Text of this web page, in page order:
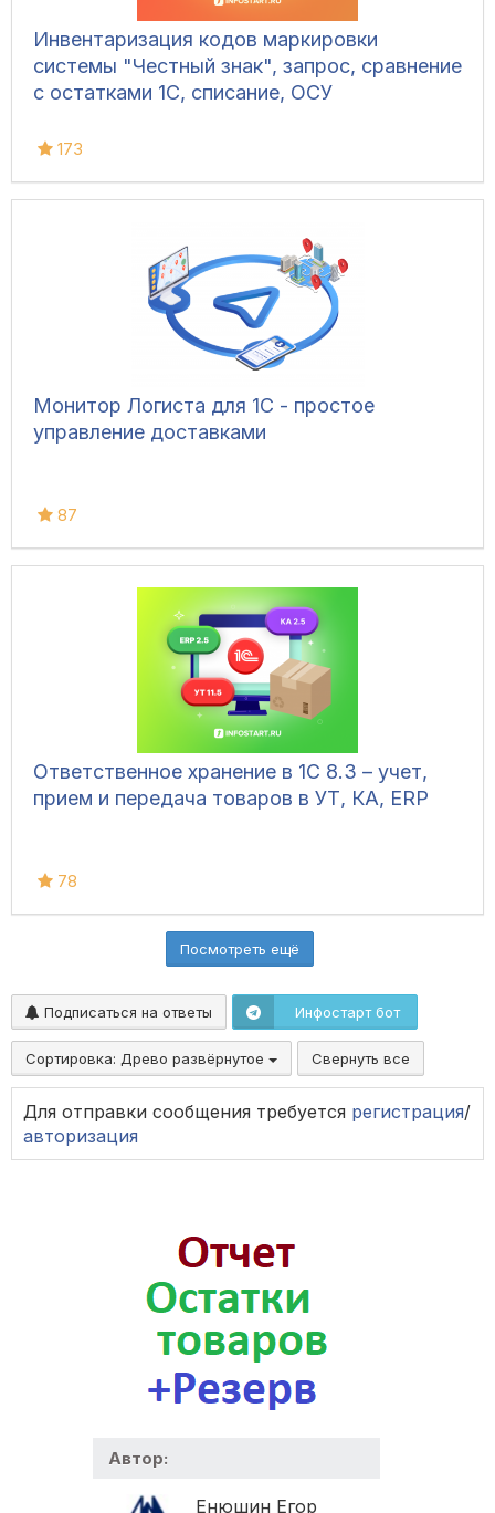
Инвентаризация кодов маркировки
системы "Честный знак", запрос, сравнение
с остатками 1С, списание, ОСУ
173
Монитор Логиста для 1С - простое
управление доставками
87
Ответственное хранение в 1С 8.3 – учет,
прием и передача товаров в УТ, КА, ERP
78
Посмотреть ещё
Подписаться на ответы Инфостарт бот
Сортировка: Древо развёрнутое Свернуть все
Для отправки сообщения требуется регистрация/
авторизация
Автор:
Енюшин Егор